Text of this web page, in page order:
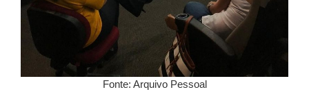
Fonte: Arquivo Pessoal